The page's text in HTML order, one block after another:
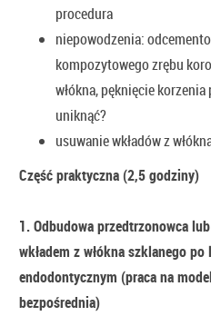
procedura
niepowodzenia:
kompozytowego zrębu
włókna, pęknięcie
uniknąć?
usuwanie wkładów z
Część praktyczna (2,5 godziny)
1. Odbudowa przedtrzonowca
wkładem z włókna szklanego po
endodontycznym (praca na
bezpośrednia)